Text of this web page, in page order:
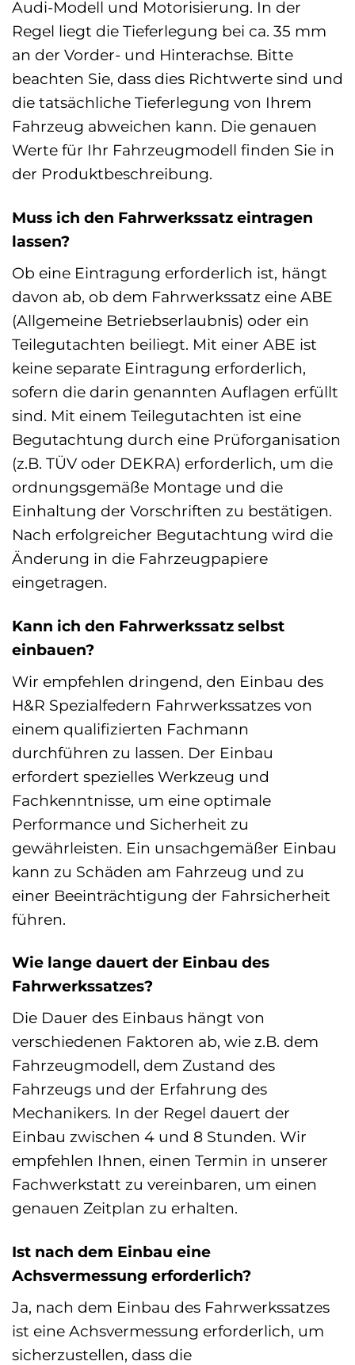
Audi-Modell und Motorisierung. In der
Regel liegt die Tieferlegung bei ca. 35 mm
an der Vorder- und Hinterachse. Bitte
beachten Sie, dass dies Richtwerte sind und
die tatsächliche Tieferlegung von Ihrem
Fahrzeug abweichen kann. Die genauen
Werte für Ihr Fahrzeugmodell finden Sie in
der Produktbeschreibung.
Muss ich den Fahrwerkssatz eintragen
lassen?
Ob eine Eintragung erforderlich ist, hängt
davon ab, ob dem Fahrwerkssatz eine ABE
(Allgemeine Betriebserlaubnis) oder ein
Teilegutachten beiliegt. Mit einer ABE ist
keine separate Eintragung erforderlich,
sofern die darin genannten Auflagen erfüllt
sind. Mit einem Teilegutachten ist eine
Begutachtung durch eine Prüforganisation
(z.B. TÜV oder DEKRA) erforderlich, um die
ordnungsgemäße Montage und die
Einhaltung der Vorschriften zu bestätigen.
Nach erfolgreicher Begutachtung wird die
Änderung in die Fahrzeugpapiere
eingetragen.
Kann ich den Fahrwerkssatz selbst
einbauen?
Wir empfehlen dringend, den Einbau des
H&R Spezialfedern Fahrwerkssatzes von
einem qualifizierten Fachmann
durchführen zu lassen. Der Einbau
erfordert spezielles Werkzeug und
Fachkenntnisse, um eine optimale
Performance und Sicherheit zu
gewährleisten. Ein unsachgemäßer Einbau
kann zu Schäden am Fahrzeug und zu
einer Beeinträchtigung der Fahrsicherheit
führen.
Wie lange dauert der Einbau des
Fahrwerkssatzes?
Die Dauer des Einbaus hängt von
verschiedenen Faktoren ab, wie z.B. dem
Fahrzeugmodell, dem Zustand des
Fahrzeugs und der Erfahrung des
Mechanikers. In der Regel dauert der
Einbau zwischen 4 und 8 Stunden. Wir
empfehlen Ihnen, einen Termin in unserer
Fachwerkstatt zu vereinbaren, um einen
genauen Zeitplan zu erhalten.
Ist nach dem Einbau eine
Achsvermessung erforderlich?
Ja, nach dem Einbau des Fahrwerkssatzes
ist eine Achsvermessung erforderlich, um
sicherzustellen, dass die